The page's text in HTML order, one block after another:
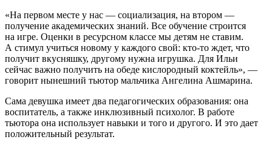
«На первом месте у нас — социализация, на втором —
получение академических знаний. Все обучение строится
на игре. Оценки в ресурсном классе мы детям не ставим.
А стимул учиться новому у каждого свой: кто-то ждет, что
получит вкусняшку, другому нужна игрушка. Для Ильи
сейчас важно получить на обеде кислородный коктейль», —
говорит нынешний тьютор мальчика Ангелина Ашмарина.
Сама девушка имеет два педагогических образования: она
воспитатель, а также инклюзивный психолог. В работе
тьютора она использует навыки и того и другого. И это дает
положительный результат.